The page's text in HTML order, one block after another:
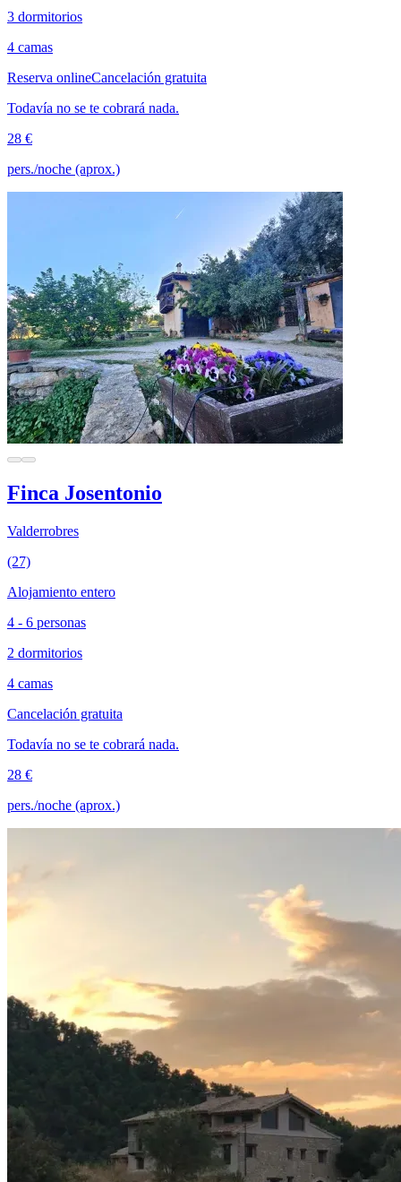
3 dormitorios
4 camas
Reserva onlineCancelación gratuita
Todavía no se te cobrará nada.
28 €
pers./noche (aprox.)
Finca Josentonio
Valderrobres
(27)
Alojamiento entero
4 - 6 personas
2 dormitorios
4 camas
Cancelación gratuita
Todavía no se te cobrará nada.
28 €
pers./noche (aprox.)